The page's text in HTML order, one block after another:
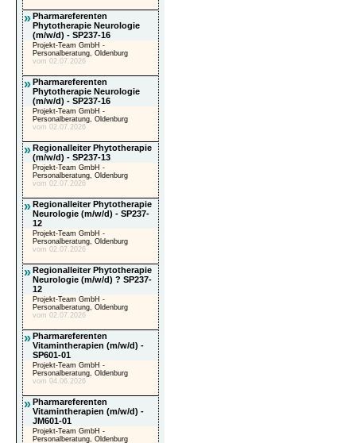
»Pharmareferenten
Phytotherapie Neurologie
(m/w/d) - SP237-16
Projekt-Team GmbH -
Personalberatung, Oldenburg
vom 02.07.2026
»Pharmareferenten
Phytotherapie Neurologie
(m/w/d) - SP237-16
Projekt-Team GmbH -
Personalberatung, Oldenburg
vom 02.07.2026
»Regionalleiter Phytotherapie
(m/w/d) - SP237-13
Projekt-Team GmbH -
Personalberatung, Oldenburg
vom 02.07.2026
»Regionalleiter Phytotherapie
Neurologie (m/w/d) - SP237-
12
Projekt-Team GmbH -
Personalberatung, Oldenburg
vom 02.07.2026
»Regionalleiter Phytotherapie
Neurologie (m/w/d) ? SP237-
12
Projekt-Team GmbH -
Personalberatung, Oldenburg
vom 02.07.2026
»Pharmareferenten
Vitamintherapien (m/w/d) -
SP601-01
Projekt-Team GmbH -
Personalberatung, Oldenburg
vom 04.06.2026
»Pharmareferenten
Vitamintherapien (m/w/d) -
JM601-01
Projekt-Team GmbH -
Personalberatung, Oldenburg